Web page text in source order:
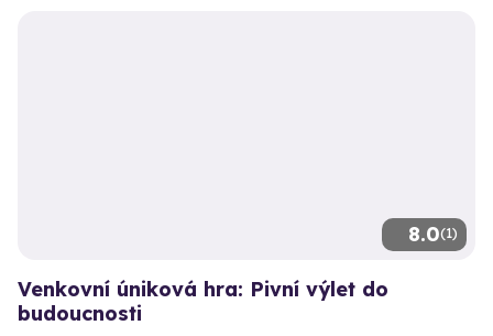
8.0(1)
Venkovní úniková hra: Pivní výlet do
budoucnosti